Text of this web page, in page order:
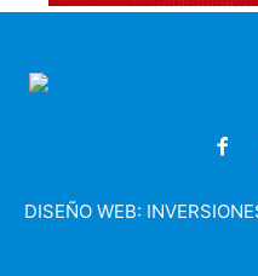
DISEÑO WEB: